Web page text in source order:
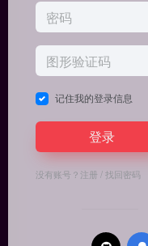
记住我的登录信息
登录
没有账号？ 注册 /找回密码